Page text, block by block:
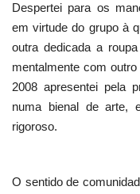
Despertei para os
em virtude do grupo à
outra dedicada a
mentalmente com
2008 apresentei pela
numa bienal de arte,
rigoroso.
O sentido de